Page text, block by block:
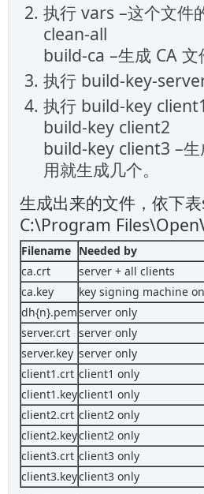
执行 vars –这个文件
clean-all
build-ca –生成 CA 文
执行 build-key-
执行 build-key client1
build-key client2
build-key client3 –
用就生成几个。
生成出来的文件，依下
C:\Program
Filename Needed by
ca.crt
server + all clients
ca.key
key signing machine
dh{n}.pemserver only
server.crt server only
server.key server only
client1.crt client1 only
client1.keyclient1 only
client2.crt client2 only
client2.keyclient2 only
client3.crt client3 only
client3.keyclient3 only